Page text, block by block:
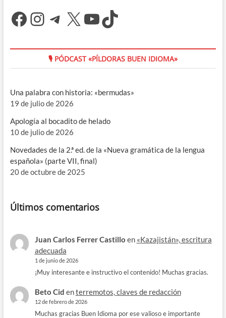
Facebook
Instagram
Telegram
X YouTube
TikTok
🎙 PÓDCAST «PÍLDORAS BUEN IDIOMA»
Una palabra con historia: «bermudas»
19 de julio de 2026
Apología al bocadito de helado
10 de julio de 2026
Novedades de la 2.ª ed. de la «Nueva gramática de la lengua
española» (parte VII, final)
20 de octubre de 2025
Últimos comentarios
Juan Carlos Ferrer Castillo en «Kazajistán», escritura
adecuada
1 de junio de 2026
¡Muy interesante e instructivo el contenido! Muchas gracias.
Beto Cid enterremotos, claves de redacción
12 de febrero de 2026
Muchas gracias Buen Idioma por ese valioso e importante